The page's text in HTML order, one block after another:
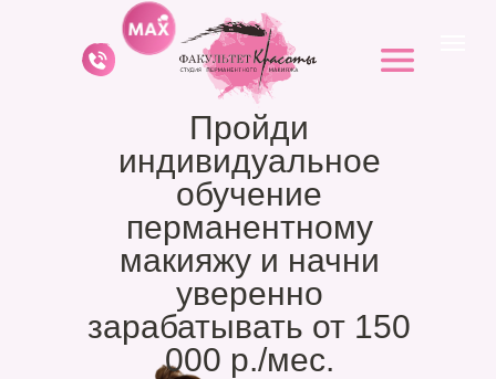
Пройди
индивидуальное
обучение
перманентному
макияжу и начни
уверенно
зарабатывать от 150
000 р./мес.